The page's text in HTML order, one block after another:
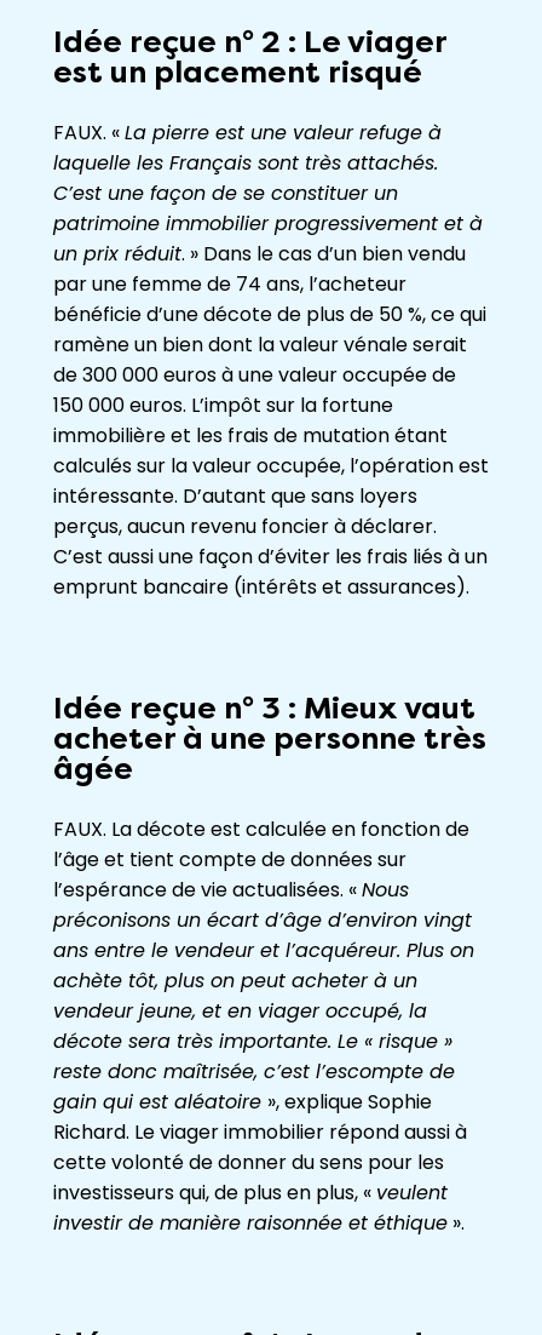
Idée reçue n° 2 : Le viager
est un placement risqué
FAUX. «La pierre est une valeur refuge à
laquelle les Français sont très attachés.
C’est une façon de se constituer un
patrimoine immobilier progressivement et à
un prix réduit. » Dans le cas d’un bien vendu
par une femme de 74 ans, l’acheteur
bénéficie d’une décote de plus de 50 %, ce qui
ramène un bien dont la valeur vénale serait
de 300 000 euros à une valeur occupée de
150 000 euros. L’impôt sur la fortune
immobilière et les frais de mutation étant
calculés sur la valeur occupée, l’opération est
intéressante. D’autant que sans loyers
perçus, aucun revenu foncier à déclarer.
C’est aussi une façon d’éviter les frais liés à un
emprunt bancaire (intérêts et assurances).
Idée reçue n° 3 : Mieux vaut
acheter à une personne très
âgée
FAUX. La décote est calculée en fonction de
l’âge et tient compte de données sur
l’espérance de vie actualisées. «Nous
préconisons un écart d’âge d’environ vingt
ans entre le vendeur et l’acquéreur. Plus on
achète tôt, plus on peut acheter à un
vendeur jeune, et en viager occupé, la
décote sera très importante. Le « risque »
reste donc maîtrisée, c’est l’escompte de
gain qui est aléatoire », explique Sophie
Richard. Le viager immobilier répond aussi à
cette volonté de donner du sens pour les
investisseurs qui, de plus en plus, « veulent
investir de manière raisonnée et éthique ».